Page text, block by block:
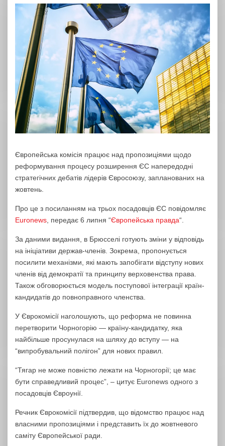
Європейська комісія працює над пропозиціями щодо
реформування процесу розширення ЄС напередодні
стратегічних дебатів лідерів Євросоюзу, запланованих на
жовтень.
Про це з посиланням на трьох посадовців ЄС повідомляє
Euronews , передає 6 липня “Європейська правда“.
За даними видання, в Брюсселі готують зміни у відповідь
на ініціативи держав-членів. Зокрема, пропонується
посилити механізми, які мають запобігати відступу нових
членів від демократії та принципу верховенства права.
Також обговорюється модель поступової інтеграції країн-
кандидатів до повноправного членства.
У Єврокомісії наголошують, що реформа не повинна
перетворити Чорногорію — країну-кандидатку, яка
найбільше просунулася на шляху до вступу — на
“випробувальний полігон” для нових правил.
“Тягар не може повністю лежати на Чорногорії; це має
бути справедливий процес”, – цитує Euronews одного з
посадовців Євроунії.
Речник Єврокомісії підтвердив, що відомство працює над
власними пропозиціями і представить їх до жовтневого
саміту Європейської ради.